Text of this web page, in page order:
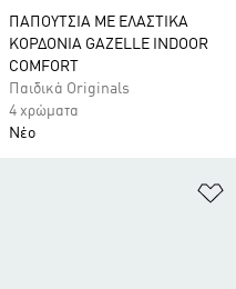
ΠΑΠΟΥΤΣΙΑ ΜΕ ΕΛΑΣΤΙΚΑ
ΚΟΡΔΟΝΙΑ GAZELLE INDOOR
COMFORT
Παιδικά Originals
4 χρώματα
Νέο